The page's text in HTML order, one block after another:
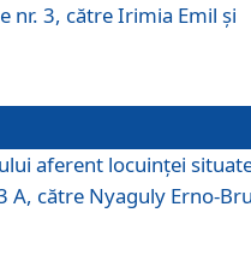
nr. 3, către Irimia Emil şi
aferent locuinţei
A, către Nyaguly Erno-